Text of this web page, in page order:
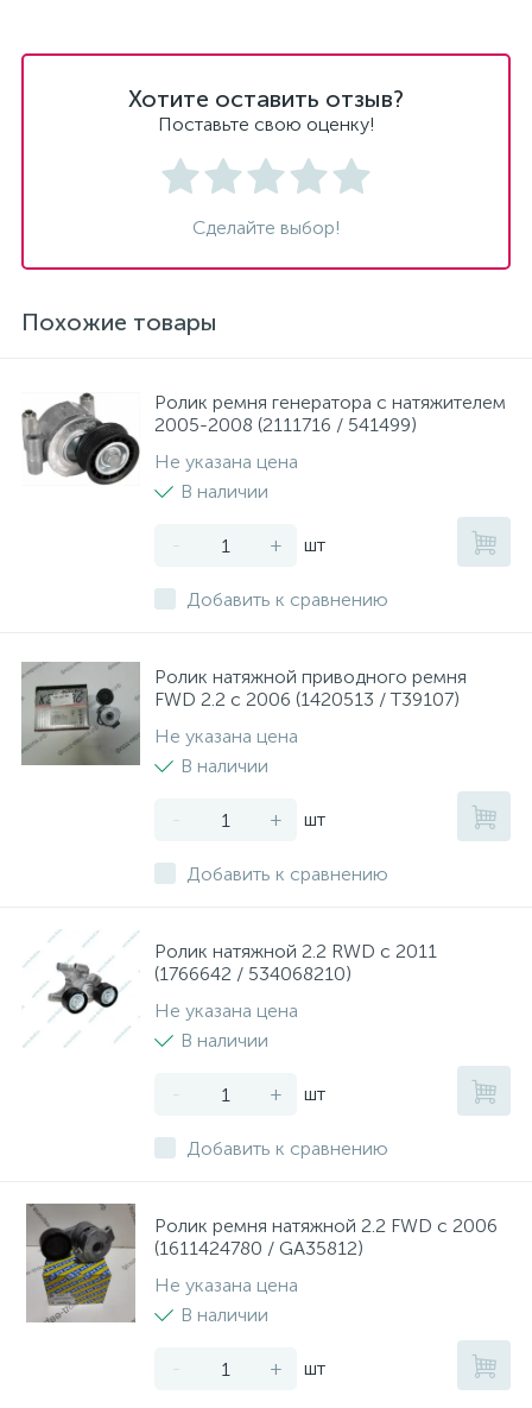
Хотите оставить отзыв?
Поставьте свою оценку!
Сделайте выбор!
Похожие товары
Ролик ремня генератора с натяжителем
2005-2008 (2111716 / 541499)
Не указана цена
В наличии
- + шт
Добавить к сравнению
Ролик натяжной приводного ремня
FWD 2.2 с 2006 (1420513 / T39107)
Не указана цена
В наличии
- + шт
Добавить к сравнению
Ролик натяжной 2.2 RWD с 2011
(1766642 / 534068210)
Не указана цена
В наличии
- + шт
Добавить к сравнению
Ролик ремня натяжной 2.2 FWD с 2006
(1611424780 / GA35812)
Не указана цена
В наличии
- + шт